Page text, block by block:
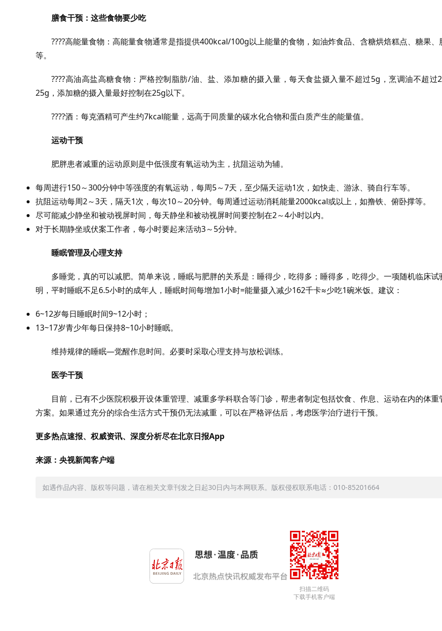
膳食干预：这些食物要少吃
????高能量食物：高能量食物通常是指提供400kcal/100g以上能量的食物，如油炸食品、含糖烘焙糕点、糖果、
等。
????高油高盐高糖食物：严格控制脂肪/油、盐、添加糖的摄入量，每天食盐摄入量不超过5g，烹调油不超过
25g，添加糖的摄入量最好控制在25g以下。
????酒：每克酒精可产生约7kcal能量，远高于同质量的碳水化合物和蛋白质产生的能量值。
运动干预
肥胖患者减重的运动原则是中低强度有氧运动为主，抗阻运动为辅。
每周进行150～300分钟中等强度的有氧运动，每周5～7天，至少隔天运动1次，如快走、游泳、骑自行车等。
抗阻运动每周2～3天，隔天1次，每次10～20分钟。每周通过运动消耗能量2000kcal或以上，如撸铁、俯卧撑等。
尽可能减少静坐和被动视屏时间，每天静坐和被动视屏时间要控制在2～4小时以内。
对于长期静坐或伏案工作者，每小时要起来活动3～5分钟。
睡眠管理及心理支持
多睡觉，真的可以减肥。简单来说，睡眠与肥胖的关系是：睡得少，吃得多；睡得多，吃得少。一项随机临床试
明，平时睡眠不足6.5小时的成年人，睡眠时间每增加1小时=能量摄入减少162千卡≈少吃1碗米饭。建议：
6~12岁每日睡眠时间9~12小时；
13~17岁青少年每日保持8~10小时睡眠。
维持规律的睡眠—觉醒作息时间。必要时采取心理支持与放松训练。
医学干预
目前，已有不少医院积极开设体重管理、减重多学科联合等门诊，帮患者制定包括饮食、作息、运动在内的体重
方案。如果通过充分的综合生活方式干预仍无法减重，可以在严格评估后，考虑医学治疗进行干预。
更多热点速报、权威资讯、深度分析尽在北京日报App
来源：央视新闻客户端
如遇作品内容、版权等问题，请在相关文章刊发之日起30日内与本网联系。版权侵权联系电话：010-85201664
扫描二维码
下载手机客户端